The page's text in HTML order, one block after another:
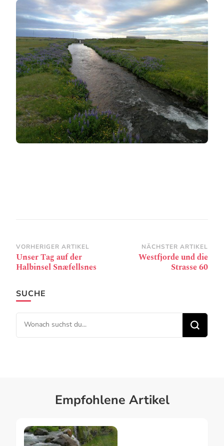
Beitragsnavigation
VORHERIGER ARTIKEL
Unser Tag auf der
Halbinsel Snæfellsnes
NÄCHSTER ARTIKEL
Westfjorde und die
Strasse 60
SUCHE
Suchst du nach etwas?
Empfohlene Artikel